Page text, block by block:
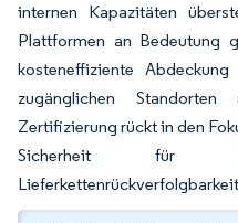
internen Kapazitäten
Plattformen an Bedeutung
kosteneffiziente
zugänglichen
Zertifizierung rückt in den
Sicherheit für